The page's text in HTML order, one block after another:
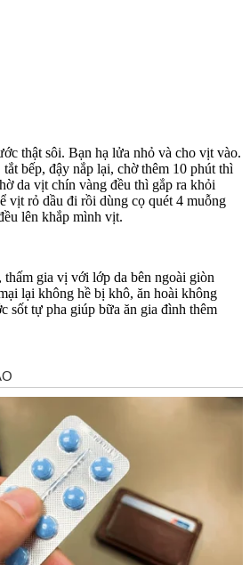
thật sôi. Bạn hạ lửa nhỏ và cho vịt vào.
bếp, đậy nắp lại, chờ thêm 10 phút thì
da vịt chín vàng đều thì gắp ra khỏi
vịt rỏ dầu đi rồi dùng cọ quét 4 muỗng
lên khắp mình vịt.
gia vị với lớp da bên ngoài giòn
lại không hề bị khô, ăn hoài không
sốt tự pha giúp bữa ăn gia đình thêm